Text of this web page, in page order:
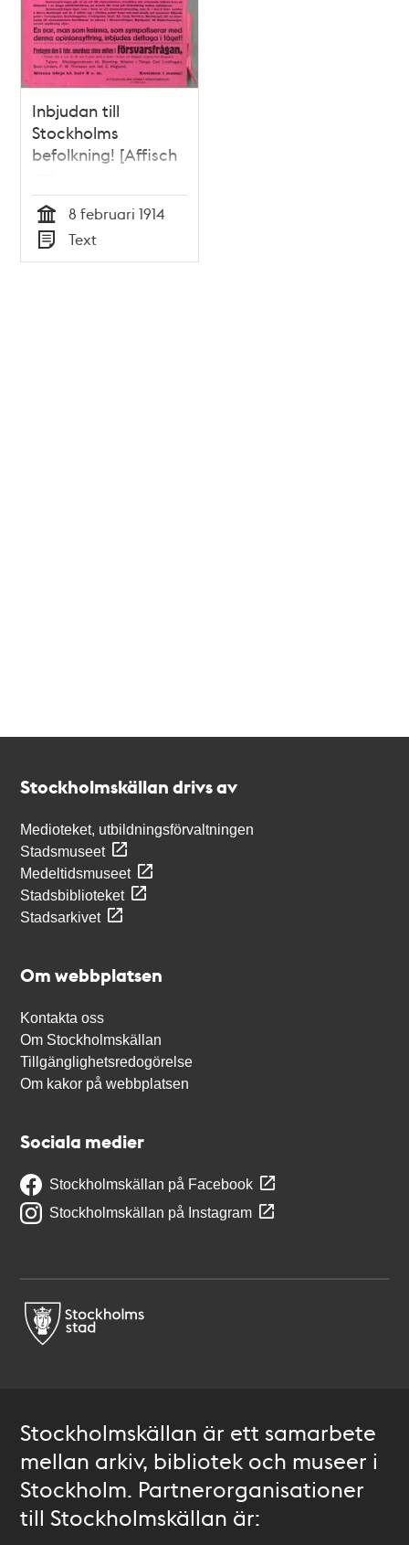
Inbjudan till
Stockholms
befolkning! [Affisch
motdemonstration
till Bondetåget 1914]
Tid
8 februari 1914
Typ
Text
Stockholmskällan drivs av
Medioteket, utbildningsförvaltningen
Stadsmuseet
Medeltidsmuseet
Stadsbiblioteket
Stadsarkivet
Om webbplatsen
Kontakta oss
Om Stockholmskällan
Tillgänglighetsredogörelse
Om kakor på webbplatsen
Sociala medier
Stockholmskällan på Facebook
Stockholmskällan på Instagram
Stockholmskällan är ett samarbete
mellan arkiv, bibliotek och museer i
Stockholm. Partnerorganisationer
till Stockholmskällan är: